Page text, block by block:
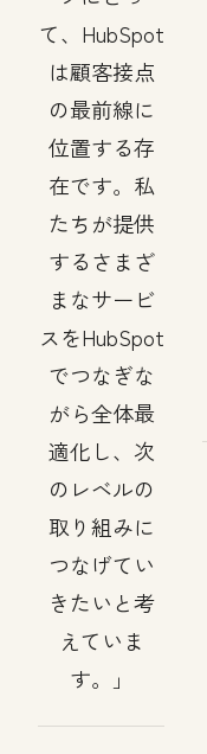
て、HubSpot
は顧客接点
の最前線に
位置する存
在です。私
たちが提供
するさまざ
まなサービ
スをHubSpot
でつなぎな
がら全体最
適化し、次
のレベルの
取り組みに
つなげてい
きたいと考
えていま
す。